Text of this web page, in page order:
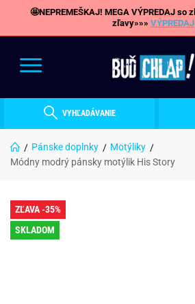
🤩NEPREMEŠKAJ! MEGA VÝPREDAJ so
zľavy»»» VÝPREDAJ
VYHĽADÁVANIE
Pánske doplnky
Motýliky
Módny modrý pánsky motýlik His Story
ZĽAVA -35%
SKLADOM